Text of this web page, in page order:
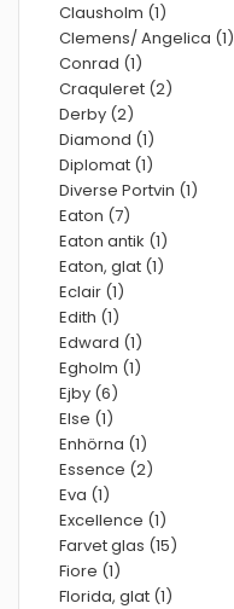
Clausholm (1)
Clemens/ Angelica (1)
Conrad (1)
Craquleret (2)
Derby (2)
Diamond (1)
Diplomat (1)
Diverse Portvin (1)
Eaton (7)
Eaton antik (1)
Eaton, glat (1)
Eclair (1)
Edith (1)
Edward (1)
Egholm (1)
Ejby (6)
Else (1)
Enhörna (1)
Essence (2)
Eva (1)
Excellence (1)
Farvet glas (15)
Fiore (1)
Florida, glat (1)